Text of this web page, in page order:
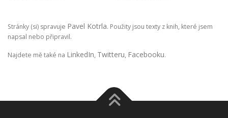
Stránky (si) spravuje Pavel Kotrla. Použity jsou texty z knih, které jsem
napsal nebo připravil.
Najdete mě také na LinkedIn, Twitteru, Facebooku.